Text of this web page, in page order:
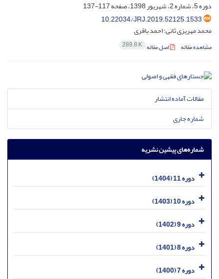
دوره 5، شماره 2، شهریور 1398، صفحه
117-137
10.22034/JRJ.2019.52125.1533
محمد مهریزی ثانی؛ احمد باقری
مشاهده مقاله اصل مقاله 289.8 K
مقالات آماده انتشار
شماره جاری
شماره‌های پیشین نشریه
دوره 11 (1404)
دوره 10 (1403)
دوره 9 (1402)
دوره 8 (1401)
دوره 7 (1400)